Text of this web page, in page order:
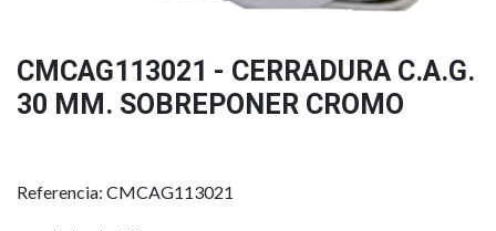
CMCAG113021 - CERRADURA C.A.G.
30 MM. SOBREPONER CROMO
Referencia: CMCAG113021